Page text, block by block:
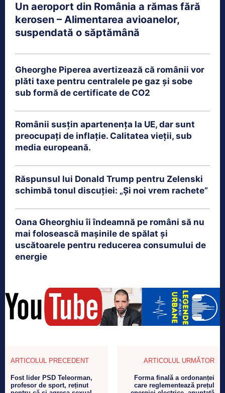
Un aeroport din România a rămas fără
kerosen – Alimentarea avioanelor,
suspendată o săptămână
Gheorghe Piperea avertizează că românii vor
plăti taxe pentru centralele pe gaz și sobe
sub formă de certificate de CO2
Românii susțin apartenența la UE, dar sunt
preocupați de inflație. Calitatea vieții, sub
media europeană.
Răspunsul lui Donald Trump pentru Zelenski
schimbă tonul discuției: „Și noi vrem rachete”
Oana Gheorghiu îi îndeamnă pe români să nu
mai folosească mașinile de spălat și
uscătoarele pentru reducerea consumului de
energie
ARTICOLUL PRECEDENT
Fost lider PSD Teleorman,
profesor de sport, reținut
ARTICOLUL URMĂTOR
Forma finală a ordonanței
care reglementează prețul